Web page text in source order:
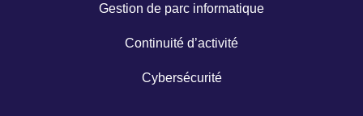
Gestion de parc informatique
Continuité d’activité
Cybersécurité